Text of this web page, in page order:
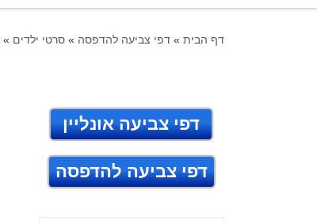
דף הבית » דפי צביעה להדפסה » סרטי ילדים »
דפי צביעה אונליין
דפי צביעה להדפסה